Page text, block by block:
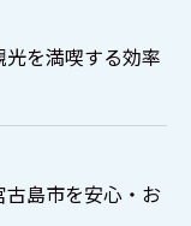
を満喫する効率
島市を安心・お